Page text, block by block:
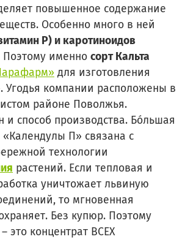
повышенное содержание
Особенно много в ней
Р) и каротиноидов
Поэтому именно сорт Кальта
для изготовления
Угодья компании расположены в
районе Поволжья.
способ производства. Бо́льшая
П» связана с
технологии
растений. Если тепловая и
уничтожает львиную
то мгновенная
Без купюр. Поэтому
это концентрат ВСЕХ